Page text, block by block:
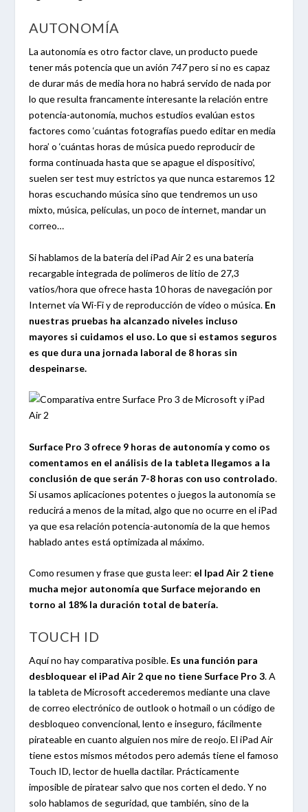
AUTONOMÍA
La autonomía es otro factor clave, un producto puede
tener más potencia que un avión 747pero si no es capaz
de durar más de media hora no habrá servido de nada por
lo que resulta francamente interesante la relación entre
potencia-autonomía, muchos estudios evalúan estos
factores como ‘cuántas fotografías puedo editar en media
hora’ o ‘cuántas horas de música puedo reproducir de
forma continuada hasta que se apague el dispositivo’,
suelen ser test muy estrictos ya que nunca estaremos 12
horas escuchando música sino que tendremos un uso
mixto, música, películas, un poco de internet, mandar un
correo…
Si hablamos de la batería del iPad Air 2 es una batería
recargable integrada de polímeros de litio de 27,3
vatios/hora que ofrece hasta 10 horas de navegación por
Internet vía Wi-Fi y de reproducción de vídeo o música. En
nuestras pruebas ha alcanzado niveles incluso
mayores si cuidamos el uso. Lo que si estamos seguros
es que dura una jornada laboral de 8 horas sin
despeinarse.
Surface Pro 3 ofrece 9 horas de autonomía y como os
comentamos en el análisis de la tableta llegamos a la
conclusión de que serán 7-8 horas con uso controlado.
Si usamos aplicaciones potentes o juegos la autonomía se
reducirá a menos de la mitad, algo que no ocurre en el iPad
ya que esa relación potencia-autonomía de la que hemos
hablado antes está optimizada al máximo.
Como resumen y frase que gusta leer: el Ipad Air 2 tiene
mucha mejor autonomía que Surface mejorando en
torno al 18% la duración total de batería.
TOUCH ID
Aquí no hay comparativa posible. Es una función para
desbloquear el iPad Air 2 que no tiene Surface Pro 3. A
la tableta de Microsoft accederemos mediante una clave
de correo electrónico de outlook o hotmail o un código de
desbloqueo convencional, lento e inseguro, fácilmente
pirateable en cuanto alguien nos mire de reojo. El iPad Air
tiene estos mismos métodos pero además tiene el famoso
Touch ID, lector de huella dactilar. Prácticamente
imposible de piratear salvo que nos corten el dedo. Y no
solo hablamos de seguridad, que también, sino de la